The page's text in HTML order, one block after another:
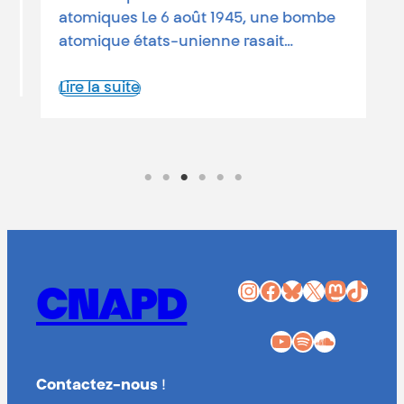
atomiques Le 6 août 1945, une bombe
atomique états-unienne rasait…
Lire la suite
CNAPD InstagramFacebook Bluesky X Mastodon TikTok
YouTube Spotify SoundCloud
Contactez-nous !